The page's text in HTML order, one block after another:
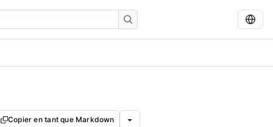
Copier en tant que Markdown